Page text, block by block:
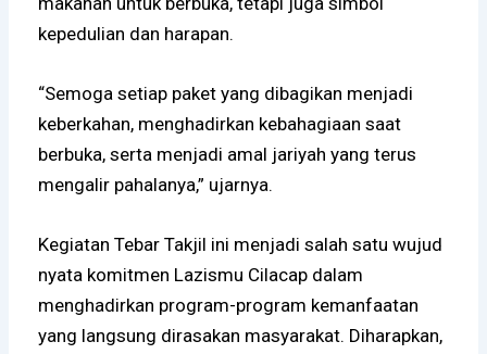
kepedulian dan harapan.
“Semoga setiap paket yang dibagikan menjadi
keberkahan, menghadirkan kebahagiaan saat
berbuka, serta menjadi amal jariyah yang terus
mengalir pahalanya,” ujarnya.
Kegiatan Tebar Takjil ini menjadi salah satu wujud
nyata komitmen Lazismu Cilacap dalam
menghadirkan program-program kemanfaatan
yang langsung dirasakan masyarakat. Diharapkan,